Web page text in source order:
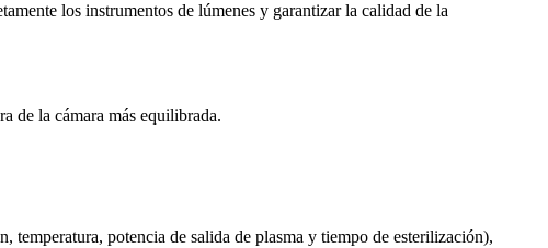
los instrumentos de lúmenes y garantizar la calidad de la
de la cámara más equilibrada.
temperatura, potencia de salida de plasma y tiempo de esterilización),